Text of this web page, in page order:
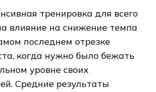
тренировка для всего
влияние на снижение темпа
последнем отрезке
когда нужно было бежать
уровне своих
Средние результаты